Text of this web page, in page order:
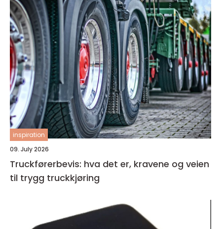
inspiration
09. July 2026
Truckførerbevis: hva det er, kravene og veien
til trygg truckkjøring